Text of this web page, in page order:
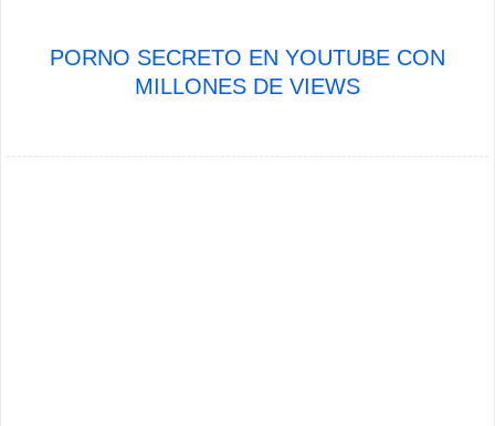
PORNO SECRETO EN YOUTUBE CON
MILLONES DE VIEWS